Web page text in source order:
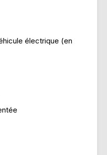
électrique (en